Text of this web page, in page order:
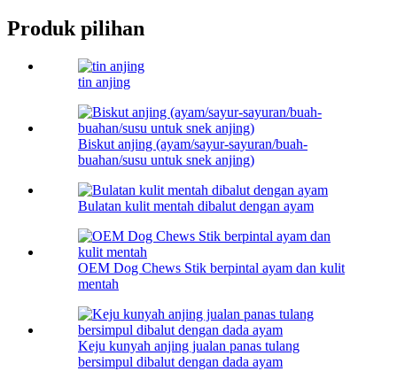
Produk pilihan
tin anjing
Biskut anjing (ayam/sayur-sayuran/buah-
buahan/susu untuk snek anjing)
Bulatan kulit mentah dibalut dengan ayam
OEM Dog Chews Stik berpintal ayam dan kulit
mentah
Keju kunyah anjing jualan panas tulang
bersimpul dibalut dengan dada ayam